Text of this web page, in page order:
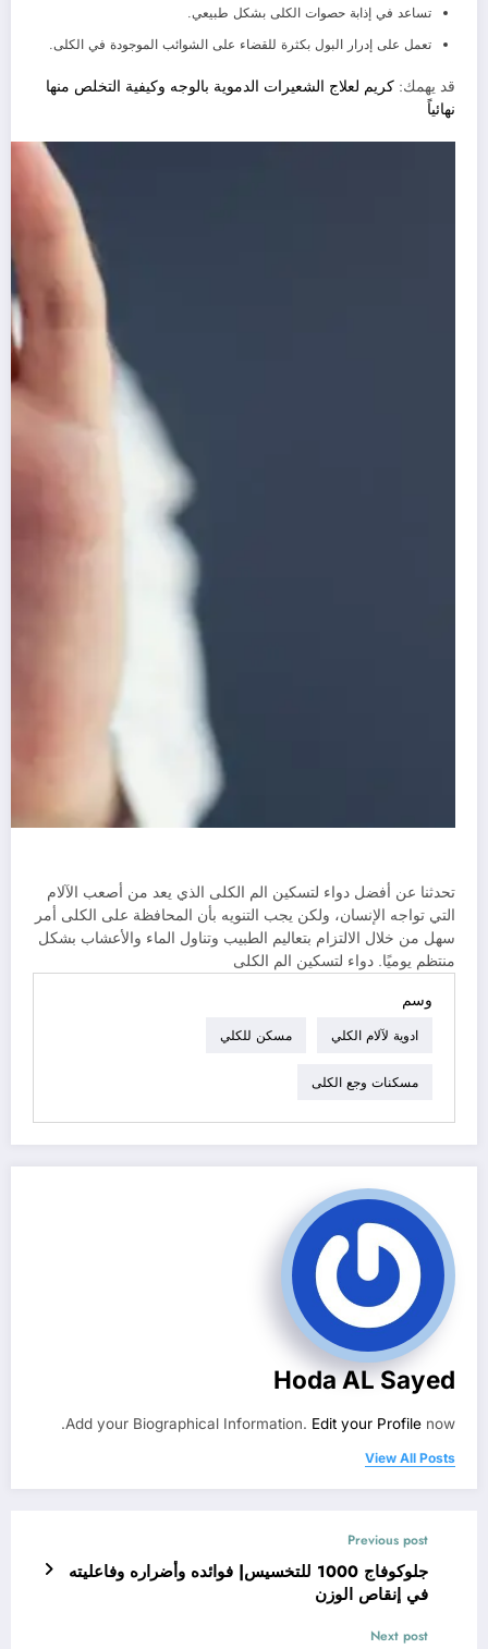
تساعد في إذابة حصوات الكلى بشكل طبيعي.
تعمل على إدرار البول بكثرة للقضاء على الشوائب الموجودة في الكلى.
قد يهمك: كريم لعلاج الشعيرات الدموية بالوجه وكيفية التخلص منها
نهائياً
تحدثنا عن أفضل دواء لتسكين الم الكلى الذي يعد من أصعب الآلام
التي تواجه الإنسان، ولكن يجب التنويه بأن المحافظة على الكلى أمر
سهل من خلال الالتزام بتعاليم الطبيب وتناول الماء والأعشاب بشكل
منتظم يوميًا. دواء لتسكين الم الكلى
وسم
ادوية لآلام الكلي مسكن للكلي
مسكنات وجع الكلى
Hoda AL Sayed
Add your Biographical Information. Edit your Profile now.
View All Posts
Previous post
جلوكوفاج 1000 للتخسيس| فوائده وأضراره وفاعليته
في إنقاص الوزن
Next post